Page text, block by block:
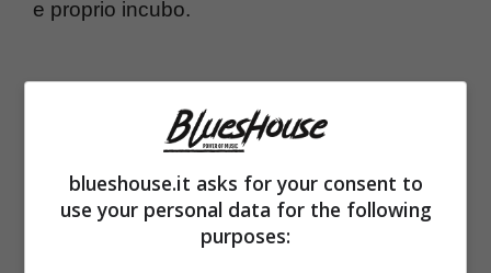
e proprio incubo.
blueshouse.it asks for your consent to
use your personal data for the following
purposes: